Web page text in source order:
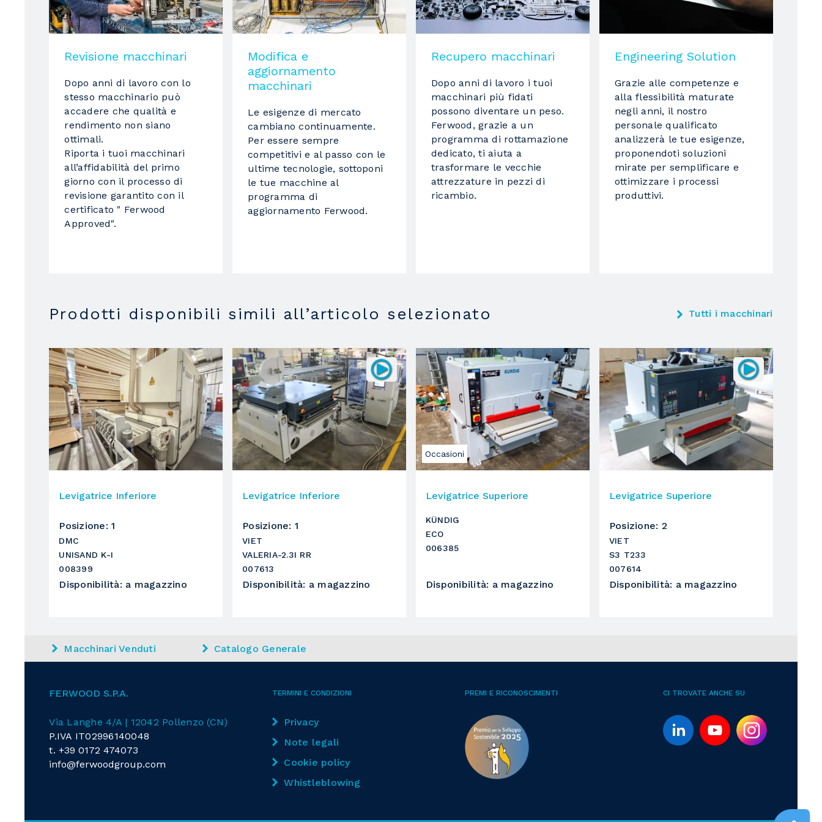
Gruppo Levigatore
Gruppo a nastro
nr giri/min 1445 RPM
Sistema di controllo TOUCH SCREEN
Normativa per la sicurezza a marchio CE
Potenza totale installata 40 Kw
Revisione macchinari
Dopo anni di lavoro con lo
stesso macchinario può
accadere che qualità e
rendimento non siano
ottimali.
Riporta i tuoi macchinari
all’affidabilità del primo
giorno con il processo di
revisione garantito con il
certificato " Ferwood
Approved".
Modifica e
aggiornamento
macchinari
Le esigenze di mercato
cambiano continuamente.
Per essere sempre
competitivi e al passo con le
ultime tecnologie, sottoponi
le tue macchine al
programma di
aggiornamento Ferwood.
Recupero macchinari
Dopo anni di lavoro i tuoi
macchinari più fidati
possono diventare un peso.
Ferwood, grazie a un
programma di rottamazione
dedicato, ti aiuta a
trasformare le vecchie
attrezzature in pezzi di
ricambio.
Engineering Solution
Grazie alle competenze e
alla flessibilità maturate
negli anni, il nostro
personale qualificato
analizzerà le tue esigenze,
proponendoti soluzioni
mirate per semplificare e
ottimizzare i processi
produttivi.
Prodotti disponibili simili all’articolo selezionato Tutti i macchinari
Levigatrice Inferiore
Posizione:1
DMC
UNISAND K-I
008399
Disponibilità: a magazzino
Levigatrice Inferiore
Posizione: 1
VIET
VALERIA-2.3I RR
007613
Disponibilità: a magazzino
Occasioni
Levigatrice Superiore
KÜNDIG
ECO
006385
Disponibilità: a magazzino
Levigatrice Superiore
Posizione: 2
VIET
S3 T233
007614
Disponibilità: a magazzino
Macchinari Venduti Catalogo Generale
FERWOOD S.P.A.
Via Langhe 4/A | 12042 Pollenzo (CN)
P.IVA IT02996140048
t.+39 0172 474073
info@ferwoodgroup.com
TERMINI E CONDIZIONI
Privacy
Note legali
Cookie policy
Whistleblowing
PREMI E RICONOSCIMENTI CI TROVATE ANCHE SU